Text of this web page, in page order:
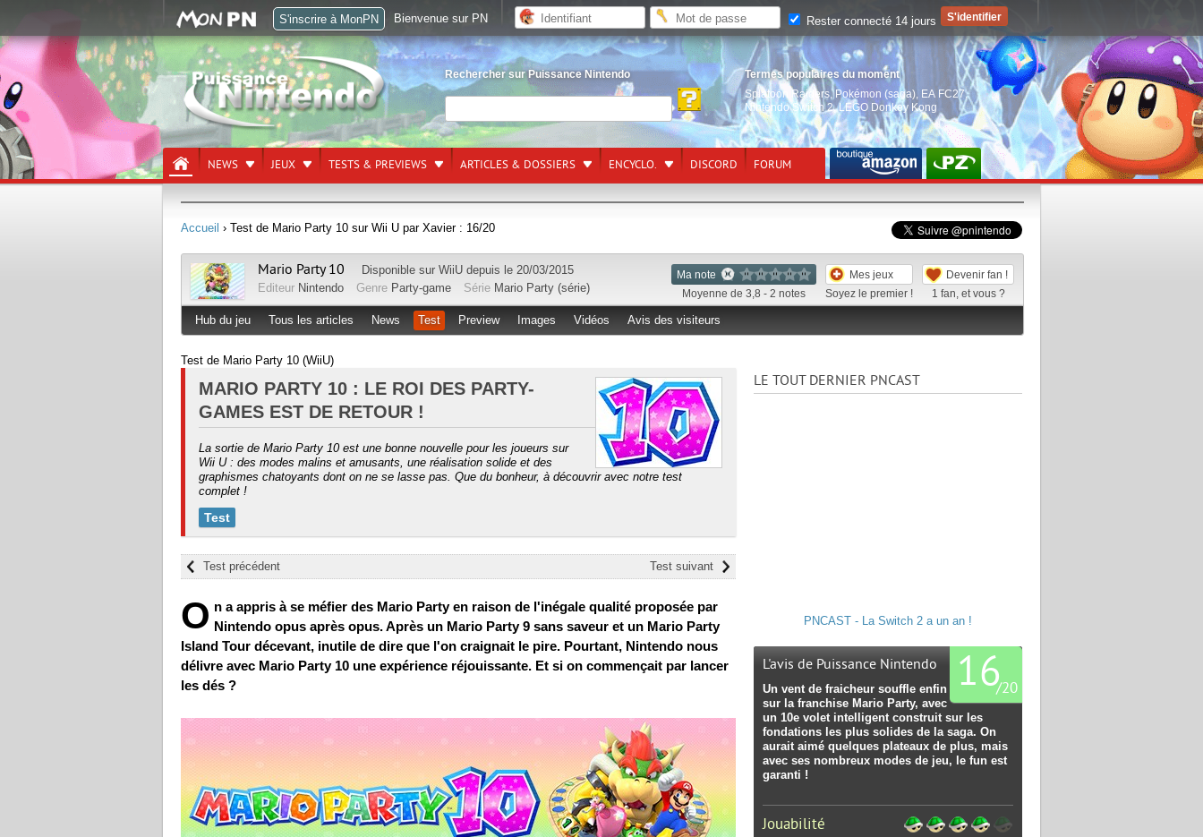
Rechercher sur Puissance Nintendo
Termes populaires du moment
Splatoon Raiders, Pokémon (saga) EA FC27,
Nintendo Switch 2,LEGO Donkey Kong
NEWS JEUX TESTS & PREVIEWS ARTICLES & DOSSIERS ENCYCLO. DISCORD FORUM
Accueil › Test de Mario Party 10 sur Wii U par Xavier : 16/20
Ma note
Moyenne de 3,8 - 2 notes
Mes jeux
Soyez le premier !
Devenir fan !
1 fan, et vous ?
Mario Party 10 Disponible sur WiiU depuis le 20/03/2015
Editeur Nintendo Genre Party-game Série Mario Party (série)
Hub du jeu Tous les articles News Test Preview Images Vidéos Avis des visiteurs
Test de Mario Party 10 (WiiU)
MARIO PARTY 10 : LE ROI DES PARTY-
GAMES EST DE RETOUR !
La sortie de Mario Party 10 est une bonne nouvelle pour les joueurs sur
Wii U : des modes malins et amusants, une réalisation solide et des
graphismes chatoyants dont on ne se lasse pas. Que du bonheur, à découvrir avec notre test
complet !
Test
Test suivant
Test précédent
O n a appris à se méfier des Mario Party en raison de l'inégale qualité proposée par
Nintendo opus après opus. Après un Mario Party 9 sans saveur et un Mario Party
Island Tour décevant, inutile de dire que l'on craignait le pire. Pourtant, Nintendo nous
délivre avec Mario Party 10 une expérience réjouissante. Et si on commençait par lancer
les dés ?
LE TOUT DERNIER PNCAST
PNCAST - La Switch 2 a un an !
16
/20
L'avis de Puissance Nintendo
Un vent de fraicheur souffle enfin
sur la franchise Mario Party, avec
un 10e volet intelligent construit sur les
fondations les plus solides de la saga. On
aurait aimé quelques plateaux de plus, mais
avec ses nombreux modes de jeu, le fun est
garanti !
Jouabilité
S'inscrire à MonPN Bienvenue sur PN Rester connecté 14 jours